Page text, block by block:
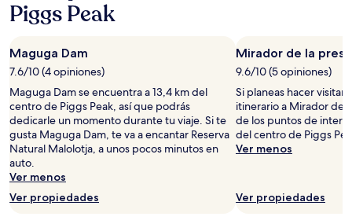
Piggs Peak
Maguga Dam
7.6/10 (4 opiniones)
Maguga Dam se encuentra a 13,4 km del
centro de Piggs Peak, así que podrás
dedicarle un momento durante tu viaje. Si te
gusta Maguga Dam, te va a encantar Reserva
Natural Malolotja, a unos pocos minutos en
auto.
Ver menos
Ver propiedades
Mirador de la
9.6/10 (5 opiniones)
Si planeas hacer visitar
itinerario a Mirador de
de los puntos de
del centro de Piggs
Ver menos
Ver propiedades